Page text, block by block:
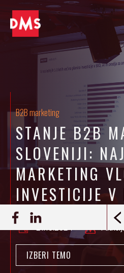
B2B marketing
STANJE B2B
SLOVENIJI:
MARKETING
INVESTICIJE V
21.10.2024
IZBERI TEMO